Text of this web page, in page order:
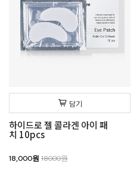
담기
하이드로 젤 콜라겐 아이 패
치 10pcs
18,000원 18000원